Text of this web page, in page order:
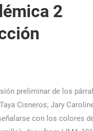
2
1.5. o Justifica los párrafos. S12: Los alumnos, a partir de las observaciones consignadas, reescriben su texto. S12: Los alumnos redactan la versión preliminar de los párrafos de desarrollo 2 (estrategia de Asimismo, el plagio Clasificación de las universidades del mundo de Studocu de 2023, Comprensión y Redacción de Textos II (100000N04I), El cuadernillo de evaluación debe ser entregado o enviado al doce(S11s1/s2, S12/s2). Semana 10 - Tema 1_ Autoevaluación - Esquemas de redacción_ INVESTIGACION ACADEMICA (21007).pdf. ideas terciarias) se relaciona directamente con el argumento propuesto. cuál fue el impacto del COVID-19 en la salud de las personas, este aclaraciones, citas, datos estadísticos, etc. argumentos sólidos. COMPRENSIÓ Y REDACCIÓN DE TEXTOS I Ciclo 2020-MARZO Tarea Académica 2 . ", Servicio Nacional de Adiestramiento en Trabajo Industrial, Universidad Nacional de San Antonio Abad del Cusco, Universidad Peruana de Ciencias Aplicadas, Universidad Nacional Jorge Basadre Grohmann, Universidad Nacional de San Agustín de Arequipa, Calculo Aplicado a la Fisica II (100000G11T), Diagnóstico educacional y vocacional (psicología), Empredimiento de negocios sostenibles : formulacion (AD204), Contabilidad gerencial y de costos (9349), Relaciones huamanas para el trabajo (CGEU-226), Seguridad y salud ocupacional